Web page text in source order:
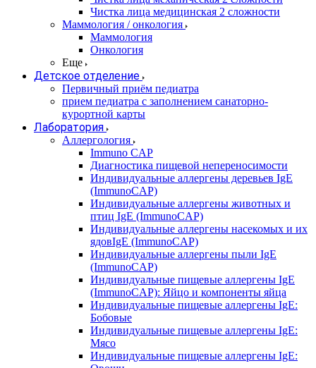
Чистка лица медицинская 2 сложности
Маммология / онкология
Маммология
Онкология
Еще
Детское отделение
Первичный приём педиатра
прием педиатра с заполнением санаторно-
курортной карты
Лаборатория
Аллергология
Immuno CAP
Диагностика пищевой непереносимости
Индивидуальные аллергены деревьев IgE
(ImmunoCAP)
Индивидуальные аллергены животных и
птиц IgE (ImmunoCAP)
Индивидуальные аллергены насекомых и их
ядовIgE (ImmunoCAP)
Индивидуальные аллергены пыли IgE
(ImmunoCAP)
Индивидуальные пищевые аллергены IgE
(ImmunoCAP): Яйцо и компоненты яйца
Индивидуальные пищевые аллергены IgE:
Бобовые
Индивидуальные пищевые аллергены IgE:
Мясо
Индивидуальные пищевые аллергены IgE: